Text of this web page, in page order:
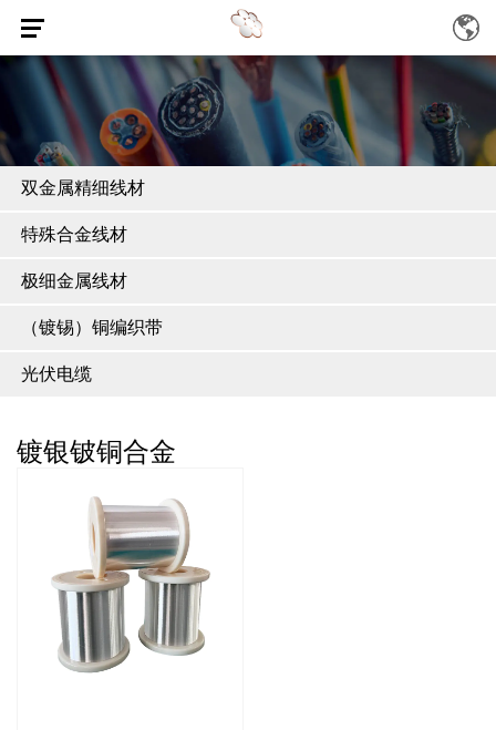
双金属精细线材
特殊合金线材
极细金属线材
（镀锡）铜编织带
光伏电缆
镀银铍铜合金